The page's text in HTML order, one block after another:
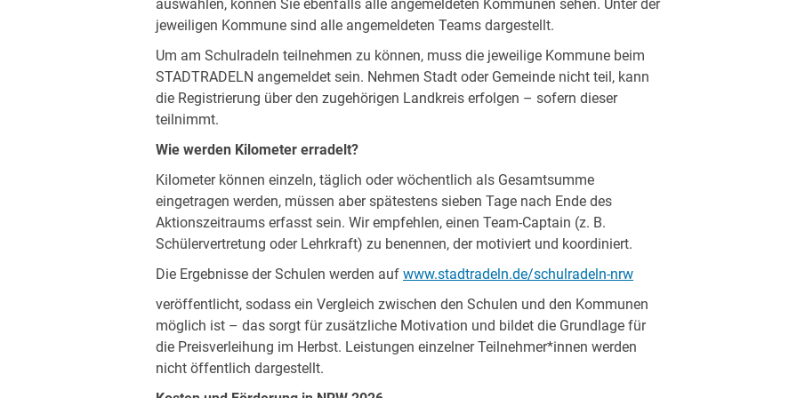
auswählen, können Sie ebenfalls alle angemeldeten Kommunen sehen. Unter der
jeweiligen Kommune sind alle angemeldeten Teams dargestellt.
Um am Schulradeln teilnehmen zu können, muss die jeweilige Kommune beim
STADTRADELN angemeldet sein. Nehmen Stadt oder Gemeinde nicht teil, kann
die Registrierung über den zugehörigen Landkreis erfolgen – sofern dieser
teilnimmt.
Wie werden Kilometer erradelt?
Kilometer können einzeln, täglich oder wöchentlich als Gesamtsumme
eingetragen werden, müssen aber spätestens sieben Tage nach Ende des
Aktionszeitraums erfasst sein. Wir empfehlen, einen Team-Captain (z. B.
Schülervertretung oder Lehrkraft) zu benennen, der motiviert und koordiniert.
Die Ergebnisse der Schulen werden auf www.stadtradeln.de/schulradeln-nrw
veröffentlicht, sodass ein Vergleich zwischen den Schulen und den Kommunen
möglich ist – das sorgt für zusätzliche Motivation und bildet die Grundlage für
die Preisverleihung im Herbst. Leistungen einzelner Teilnehmer*innen werden
nicht öffentlich dargestellt.